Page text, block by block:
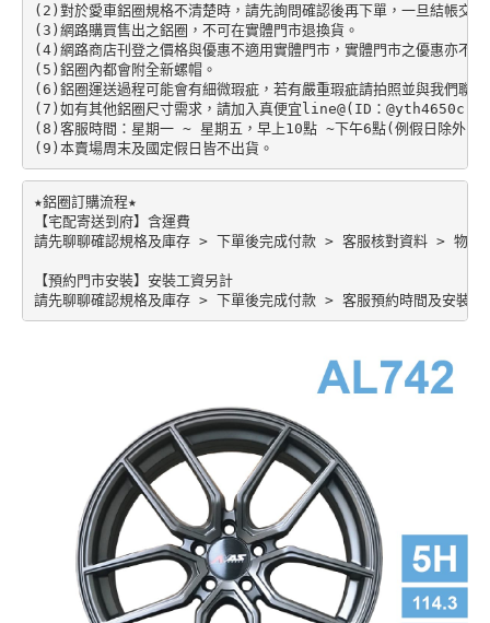
(2)對於愛車鋁圈規格不清楚時，請先詢問確認後再下單，一旦結帳交
(3)網路購買售出之鋁圈，不可在實體門市退換貨。
(4)網路商店刊登之價格與優惠不適用實體門市，實體門市之優惠亦不適
(5)鋁圈內都會附全新螺帽。
(6)鋁圈運送過程可能會有細微瑕疵，若有嚴重瑕疵請拍照並與我們聯絡
(7)如有其他鋁圈尺寸需求，請加入真便宜line@(ID：@yth4650c)。
(8)客服時間：星期一 ~ 星期五，早上10點 ~下午6點(例假日除外)。
★鋁圈訂購流程★
【宅配寄送到府】含運費
請先聊聊確認規格及庫存 > 下單後完成付款 > 客服核對資料 > 物流
【預約門市安裝】安裝工資另計